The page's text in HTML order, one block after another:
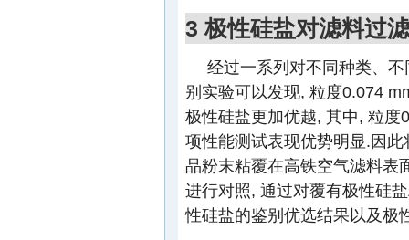
3 极性硅盐对滤料过
经过一系列对不同种类、
别实验可以发现, 粒度0.074
极性硅盐更加优越, 其中, 粒
项性能测试表现优势明显.因
品粉末粘覆在高铁空气滤料表
进行对照, 通过对覆有极性硅
性硅盐的鉴别优选结果以及极